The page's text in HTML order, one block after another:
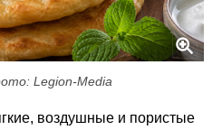
Legion-Media
воздушные и пористые